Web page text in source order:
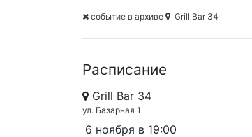
cобытие в архиве Grill Bar 34
Расписание
Grill Bar 34
ул. Базарная 1
6 ноября в 19:00